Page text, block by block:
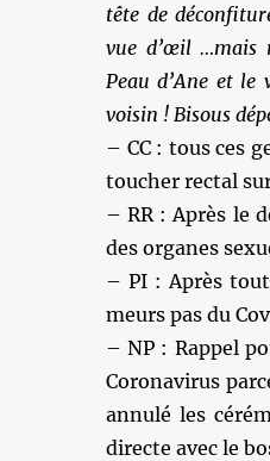
tête de
vue d’œil …mais
Peau d’Ane et
voisin ! Bisous
– CC : tous ces
toucher rectal
– RR : Après le
des organes
– PI : Après
meurs pas du
– NP : Rappel
Coronavirus
annulé les
directe avec le